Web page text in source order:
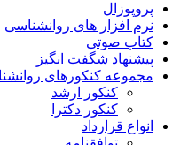
پروپوزال
نرم افزار های روانشناسی
کتاب صوتی
پیشنهاد شگفت انگیز
مجموعه کنکورهای
کنکور ارشد
کنکور دکترا
انواع قرارداد